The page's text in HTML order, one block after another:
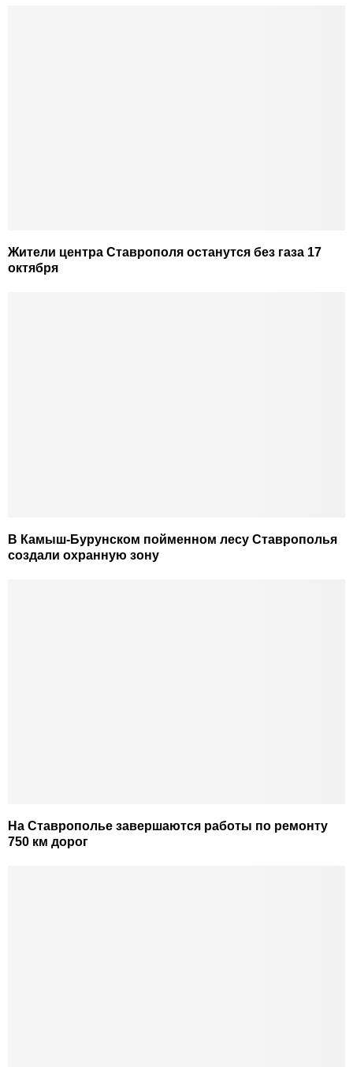
Жители центра Ставрополя останутся без газа 17
октября
В Камыш-Бурунском пойменном лесу Ставрополья
создали охранную зону
На Ставрополье завершаются работы по ремонту
750 км дорог